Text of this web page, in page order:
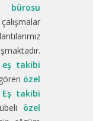
bürosu
eş takibi
özel
Eş takibi
özel